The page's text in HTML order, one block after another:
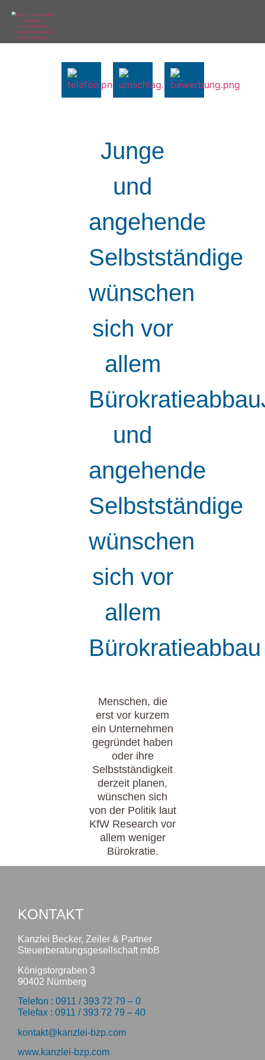
Junge
und
angehende
Selbstständige
wünschen
sich vor
allem
und
angehende
Selbstständige
wünschen
sich vor
allem
Bürokratieabbau
Menschen, die
erst vor kurzem
ein Unternehmen
gegründet haben
oder ihre
Selbstständigkeit
derzeit planen,
wünschen sich
von der Politik laut
KfW Research vor
allem weniger
Bürokratie.
KONTAKT
Kanzlei Becker, Zeiler & Partner
Steuerberatungsgesellschaft mbB
Königstorgraben 3
90402 Nürnberg
Telefon : 0911 / 393 72 79 – 0
Telefax : 0911 / 393 72 79 – 40
kontakt@kanzlei-bzp.com
www.kanzlei-bzp.com